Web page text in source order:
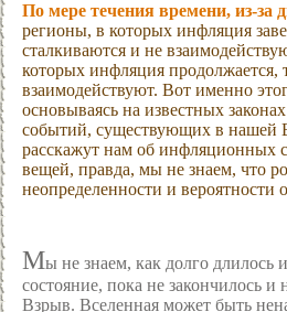
По мере течения времени, из-за
регионы, в которых инфляция
сталкиваются и не
которых инфляция продолжается,
взаимодействуют. Вот именно
основываясь на известных
событий, существующих в нашей
расскажут нам об инфляционных
вещей, правда, мы не знаем, что
неопределенности и вероятности
Мы не знаем, как долго длилось
состояние, пока не закончилось
Взрыв. Вселенная может быть